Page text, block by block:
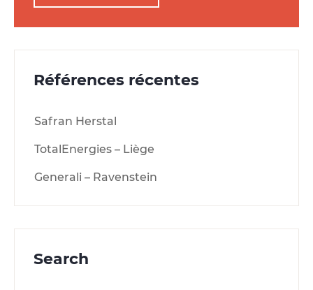
Références récentes
Safran Herstal
TotalEnergies – Liège
Generali – Ravenstein
Search